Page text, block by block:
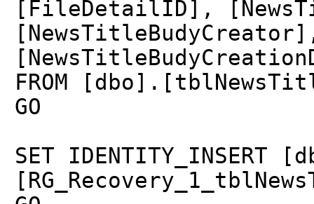
[FileDetailID],
FROM
GO
SET IDENTITY_INSERT